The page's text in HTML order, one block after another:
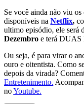
Se você ainda não viu
disponíveis na Netflix,
ultimo episódio, ele será
Dezembro e terá
Ou seja, é para virar o
ouro e oitentista. Como
depois da virada?
Entretenimento.
noYoutube.